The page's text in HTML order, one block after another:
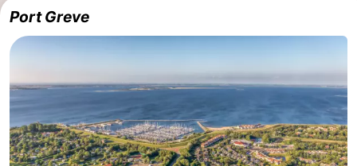
breakfasts)
Hotels
Vakantiehuizen
-
Buitenheem
De
-
Port Greve